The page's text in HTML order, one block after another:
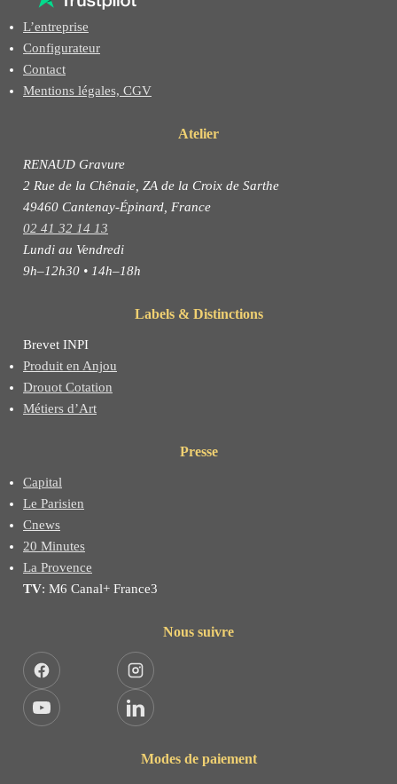
L’entreprise
Configurateur
Contact
Mentions légales, CGV
Atelier
RENAUD Gravure
2 Rue de la Chênaie, ZA de la Croix de Sarthe
49460 Cantenay-Épinard, France
02 41 32 14 13
Lundi au Vendredi
9h–12h30 • 14h–18h
Labels & Distinctions
Brevet INPI
Produit en Anjou
Drouot Cotation
Métiers d’Art
Presse
Capital
Le Parisien
Cnews
20 Minutes
La Provence
TV: M6 Canal+ France3
Nous suivre
Facebook Instagram
YouTube LinkedIn
Modes de paiement